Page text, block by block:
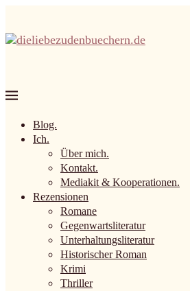
Blog.
Ich.
Über mich.
Kontakt.
Mediakit & Kooperationen.
Rezensionen
Romane
Gegenwartsliteratur
Unterhaltungsliteratur
Historischer Roman
Krimi
Thriller